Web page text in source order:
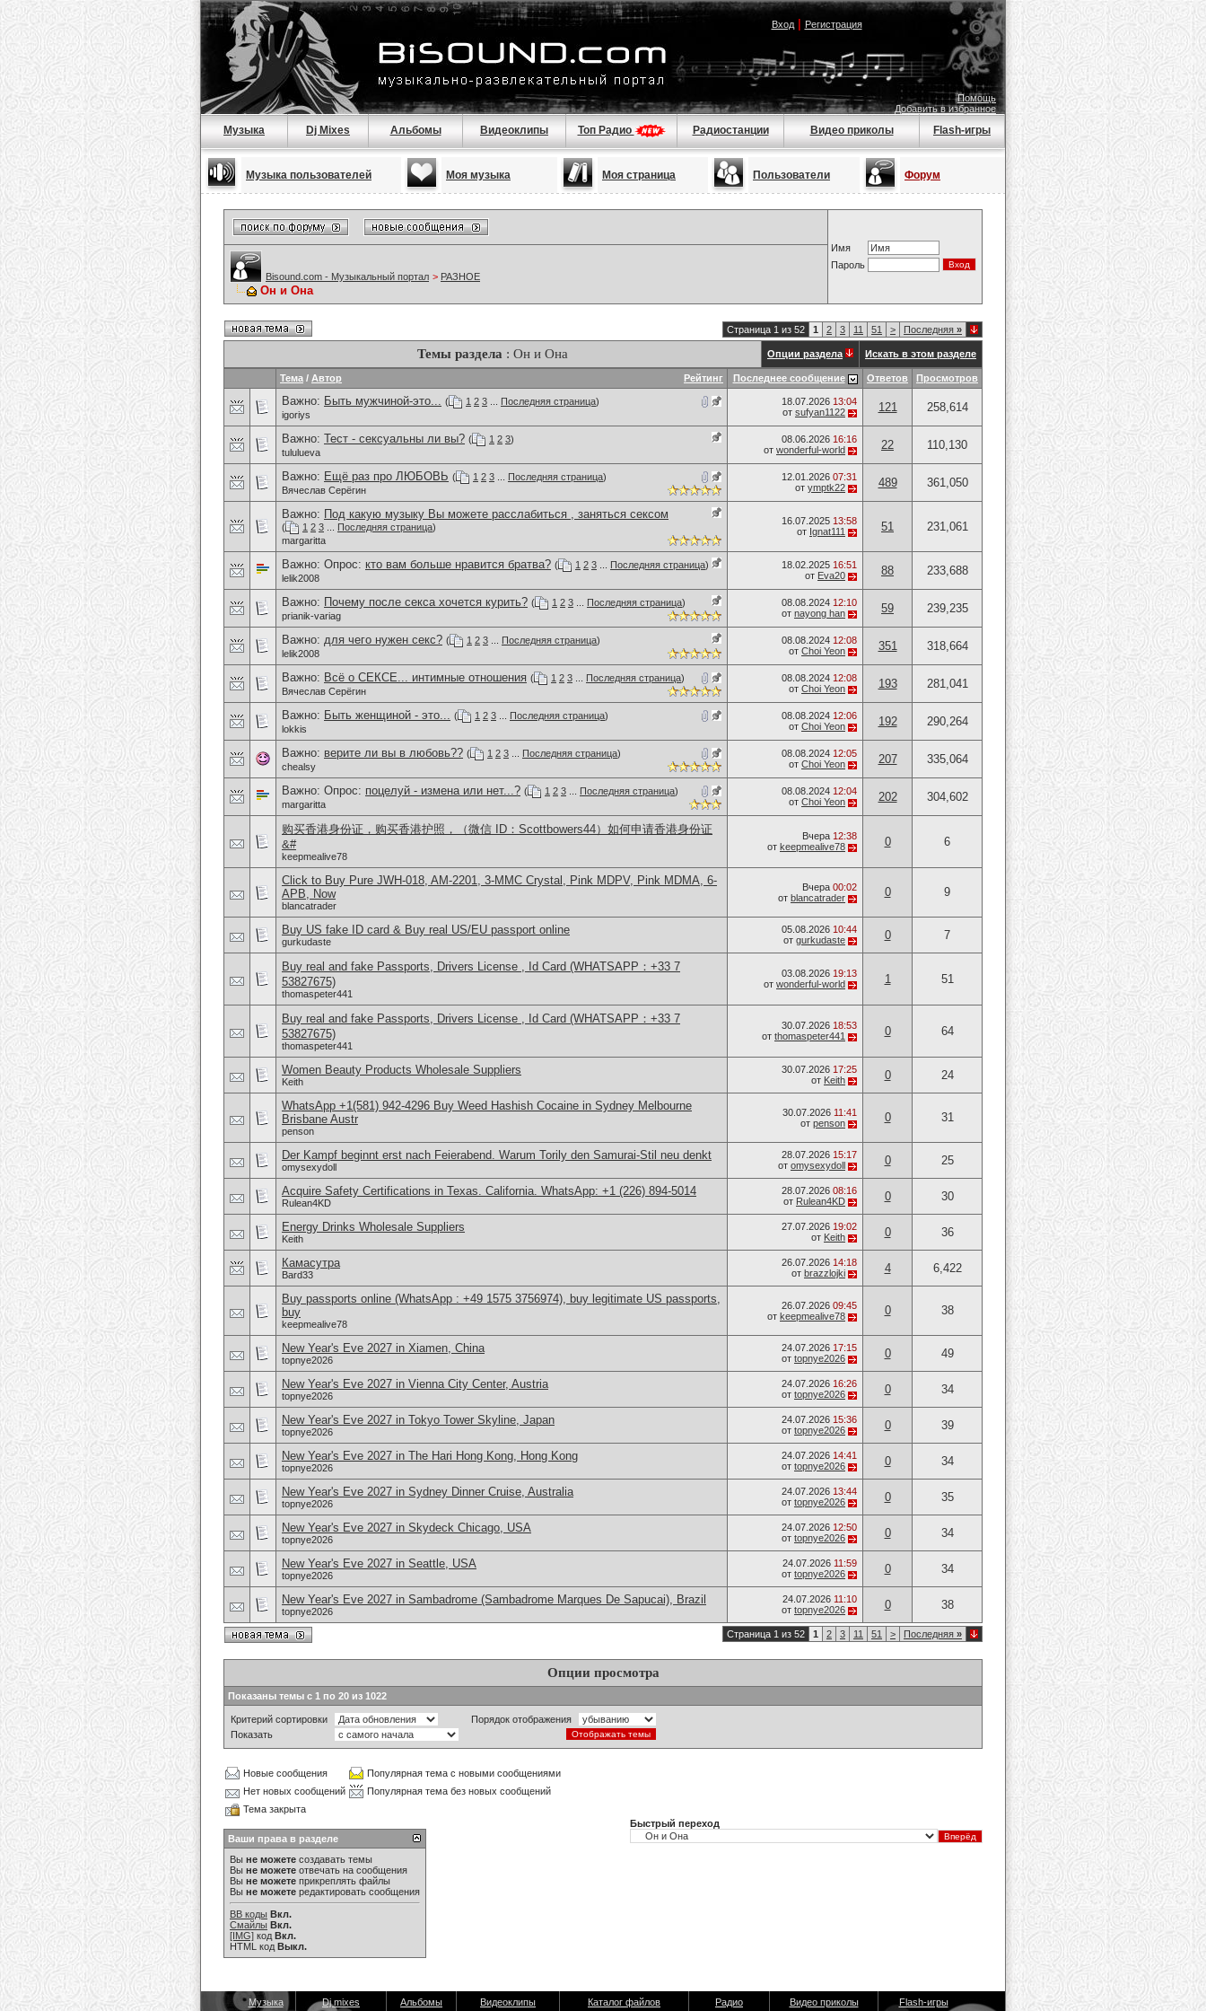
Вход| Регистрация
Помощь
Добавить в избранное
Музыка Dj Mixes Альбомы Видеоклипы Топ Радио Радиостанции Видео приколы Flash-игры
Музыка пользователей Моя музыка Моя страница Пользователи Форум
Имя
Пароль
Bisound.com - Музыкальный портал > РАЗНОЕ
Он и Она
Страница 1 из 52 1 2 3 11 51 > Последняя »
Темы раздела : Он и Она Опции раздела Искать в этом разделе
Рейтинг
Тема / Автор Последнее сообщение Ответов Просмотров
Важно: Быть мужчиной-это... ( 1 2 3 Последняя страница)
igoriys
18.07.2026 13:04
от sufyan1122 121 258,614
Важно: Тест - сексуальны ли вы? ( 1 2 3)
tululueva
08.06.2026 16:16
от wonderful-world 22 110,130
Важно: Ещё раз про ЛЮБОВЬ ( 1 2 3 Последняя страница)
Вячеслав Серёгин
12.01.2026 07:31
от ymptk22 489 361,050
Важно: Под какую музыку Вы можете расслабиться , заняться сексом
( 1 2 3 Последняя страница)
margaritta
16.07.2025 13:58
от Ignat111 51 231,061
Важно: Опрос: кто вам больше нравится братва? ( 1 2 3 Последняя страница)
lelik2008
18.02.2025 16:51
от Eva20 88 233,688
Важно: Почему после секса хочется курить? ( 1 2 3 Последняя страница)
prianik-variag
08.08.2024 12:10
от nayong han 59 239,235
Важно: для чего нужен секс? ( 1 2 3 Последняя страница)
lelik2008
08.08.2024 12:08
от Choi Yeon 351 318,664
Важно: Всё о СЕКСЕ... интимные отношения ( 1 2 3 Последняя страница)
Вячеслав Серёгин
08.08.2024 12:08
от Choi Yeon 193 281,041
Важно: Быть женщиной - это... ( 1 2 3 Последняя страница)
lokkis
08.08.2024 12:06
от Choi Yeon 192 290,264
Важно: верите ли вы в любовь?? ( 1 2 3 Последняя страница)
chealsy
08.08.2024 12:05
от Choi Yeon 207 335,064
Важно: Опрос: поцелуй - измена или нет...? ( 1 2 3 Последняя страница)
margaritta
08.08.2024 12:04
от Choi Yeon 202 304,602
购买香港身份证，购买香港护照，（微信 ID：Scottbowers44）如何申请香港身份证
&#
keepmealive78
Вчера 12:38
от keepmealive78 0 6
Click to Buy Pure JWH-018, AM-2201, 3-MMC Crystal, Pink MDPV, Pink MDMA, 6-
APB, Now
blancatrader
Вчера 00:02
от blancatrader 0 9
Buy US fake ID card & Buy real US/EU passport online
gurkudaste
05.08.2026 10:44
от gurkudaste 0 7
Buy real and fake Passports, Drivers License , Id Card (WHATSAPP：+33 7
53827675)
thomaspeter441
03.08.2026 19:13
от wonderful-world 1 51
Buy real and fake Passports, Drivers License , Id Card (WHATSAPP：+33 7
53827675)
thomaspeter441
30.07.2026 18:53
от thomaspeter441 0 64
Women Beauty Products Wholesale Suppliers
Keith
30.07.2026 17:25
от Keith 0 24
WhatsApp +1(581) 942-4296 Buy Weed Hashish Cocaine in Sydney Melbourne
Brisbane Austr
penson
30.07.2026 11:41
от penson 0 31
Der Kampf beginnt erst nach Feierabend. Warum Torily den Samurai-Stil neu denkt
omysexydoll
28.07.2026 15:17
от omysexydoll 0 25
Acquire Safety Certifications in Texas. California. WhatsApp: +1 (226) 894-5014
Rulean4KD
28.07.2026 08:16
от Rulean4KD 0 30
Energy Drinks Wholesale Suppliers
Keith
27.07.2026 19:02
от Keith 0 36
Камасутра
Bard33
26.07.2026 14:18
от brazzlojki 4 6,422
Buy passports online (WhatsApp : +49 1575 3756974), buy legitimate US passports,
buy
keepmealive78
26.07.2026 09:45
от keepmealive78 0 38
New Year's Eve 2027 in Xiamen, China
topnye2026
24.07.2026 17:15
от topnye2026 0 49
New Year's Eve 2027 in Vienna City Center, Austria
topnye2026
24.07.2026 16:26
от topnye2026 0 34
New Year's Eve 2027 in Tokyo Tower Skyline, Japan
topnye2026
24.07.2026 15:36
от topnye2026 0 39
New Year's Eve 2027 in The Hari Hong Kong, Hong Kong
topnye2026
24.07.2026 14:41
от topnye2026 0 34
New Year's Eve 2027 in Sydney Dinner Cruise, Australia
topnye2026
24.07.2026 13:44
от topnye2026 0 35
New Year's Eve 2027 in Skydeck Chicago, USA
topnye2026
24.07.2026 12:50
от topnye2026 0 34
New Year's Eve 2027 in Seattle, USA
topnye2026
24.07.2026 11:59
от topnye2026 0 34
New Year's Eve 2027 in Sambadrome (Sambadrome Marques De Sapucai), Brazil
topnye2026
24.07.2026 11:10
от topnye2026 0 38
Страница 1 из 52 1 2 3 11 51 > Последняя »
Опции просмотра
Показаны темы с 1 по 20 из 1022
Критерий сортировки
Порядок отображения
Показать
Новые сообщения
Популярная тема с новыми сообщениями
Нет новых сообщений
Популярная тема без новых сообщений
Тема закрыта
Ваши права в разделе
Вы не можете создавать темы
Вы не можете отвечать на сообщения
Вы не можете прикреплять файлы
Вы не можете редактировать сообщения
BB коды Вкл.
Смайлы Вкл.
[IMG] код Вкл.
HTML код Выкл.
Быстрый переход
Музыка Dj mixes Альбомы Видеоклипы Каталог файлов Радио Видео приколы Flash-игры